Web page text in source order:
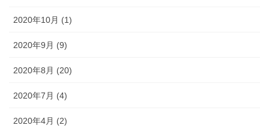
2020年10月 (1)
2020年9月 (9)
2020年8月 (20)
2020年7月 (4)
2020年4月 (2)